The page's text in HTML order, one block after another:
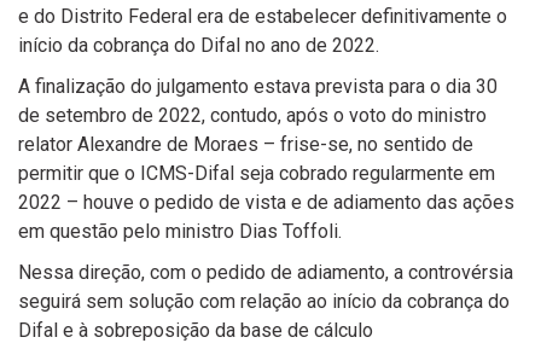
e do Distrito Federal era de estabelecer definitivamente o
início da cobrança do Difal no ano de 2022.
A finalização do julgamento estava prevista para o dia 30
de setembro de 2022, contudo, após o voto do ministro
relator Alexandre de Moraes – frise-se, no sentido de
permitir que o ICMS-Difal seja cobrado regularmente em
2022 – houve o pedido de vista e de adiamento das ações
em questão pelo ministro Dias Toffoli.
Nessa direção, com o pedido de adiamento, a controvérsia
seguirá sem solução com relação ao início da cobrança do
Difal e à sobreposição da base de cálculo